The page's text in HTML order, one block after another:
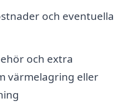
och eventuella
och extra
värmelagring eller